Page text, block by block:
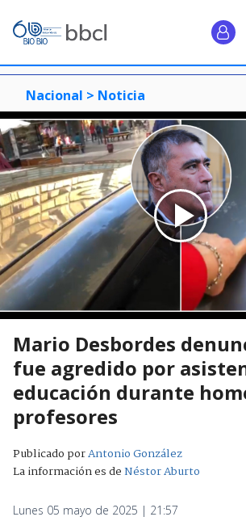
Nacional > Noticia
Mario Desbordes
fue agredido por
educación durante
profesores
Publicado porAntonio González
La información es deNéstor Aburto
Lunes 05 mayo de 2025 | 21:57